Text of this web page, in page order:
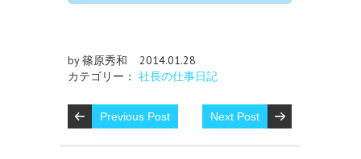
by 篠原秀和
2014.01.28
カテゴリー： 社長の仕事日記
Previous Post Next Post